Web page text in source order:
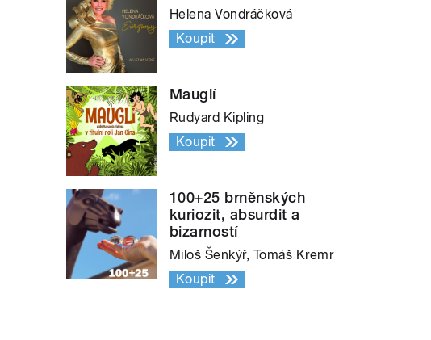
Helena Vondráčková
Koupit
Mauglí
Rudyard Kipling
Koupit
100+25 brněnských
kuriozit, absurdit a
bizarností
Miloš Šenkýř, Tomáš Kremr
Koupit